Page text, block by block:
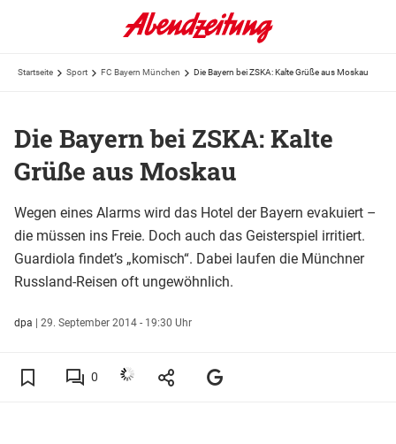
Startseite Sport FC Bayern München Die Bayern bei ZSKA: Kalte Grüße aus Moskau
Die Bayern bei ZSKA: Kalte
Grüße aus Moskau
Wegen eines Alarms wird das Hotel der Bayern evakuiert –
die müssen ins Freie. Doch auch das Geisterspiel irritiert.
Guardiola findet’s „komisch“. Dabei laufen die Münchner
Russland-Reisen oft ungewöhnlich.
dpa | 29. September 2014 - 19:30 Uhr
0